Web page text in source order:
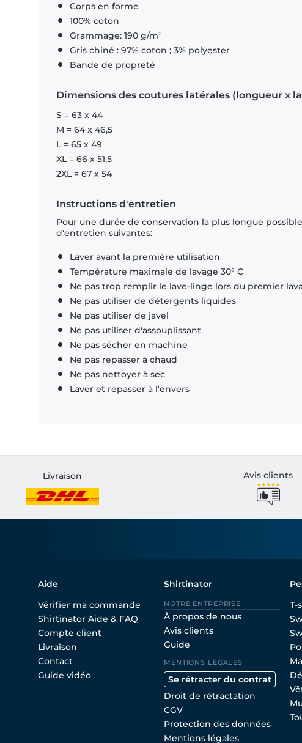
Corps en forme
100% coton
Grammage: 190 g/m²
Gris chiné : 97% coton ; 3% polyester
Bande de propreté
Dimensions des coutures latérales (longueur x
S = 63 x 44
M = 64 x 46,5
L = 65 x 49
XL = 66 x 51,5
2XL = 67 x 54
Instructions d'entretien
Pour une durée de conservation la plus longue
d'entretien suivantes:
Laver avant la première utilisation
Température maximale de lavage 30° C
Ne pas trop remplir le lave-linge lors du premier
Ne pas utiliser de détergents liquides
Ne pas utiliser de javel
Ne pas utiliser d'assouplissant
Ne pas sécher en machine
Ne pas repasser à chaud
Ne pas nettoyer à sec
Laver et repasser à l'envers
Livraison Avis clients
Aide
Vérifier ma commande
Shirtinator Aide & FAQ
Compte client
Livraison
Contact
Guide vidéo
Shirtinator
NOTRE ENTREPRISE
À propos de nous
Avis clients
Guide
MENTIONS LÉGALES
Se rétracter du contrat
Droit de rétractation
CGV
Protection des données
Mentions légales
T-